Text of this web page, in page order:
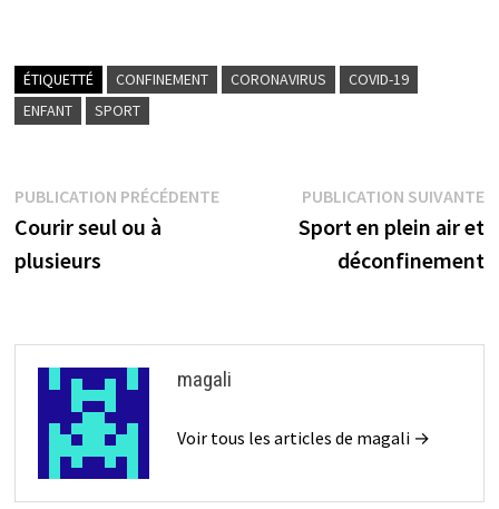
ÉTIQUETTÉ CONFINEMENT CORONAVIRUS
COVID-19
ENFANT
SPORT
Navigation
de
l’article
PUBLICATION PRÉCÉDENTEPublication
précédente :
Courir seul ou à
plusieurs
PUBLICATION SUIVANTE
Sport en plein air et
déconfinement
magali
Voir tous les articles de magali →